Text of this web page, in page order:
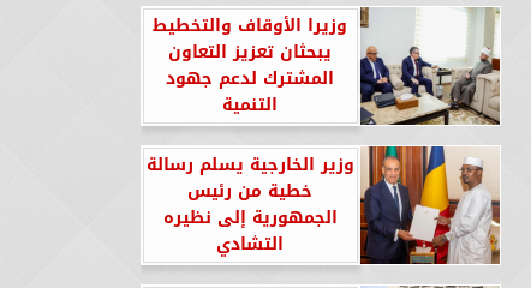
وزيرا الأوقاف والتخطيط
يبحثان تعزيز التعاون
المشترك لدعم جهود
التنمية
وزير الخارجية يسلم رسالة
خطية من رئيس
الجمهورية إلى نظيره
التشادي